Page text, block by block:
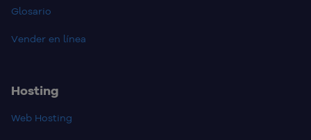
Glosario
Vender en línea
Hosting
Web Hosting